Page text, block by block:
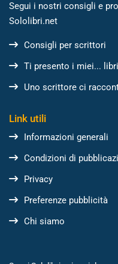
Segui i nostri consigli e
Sololibri.net
Consigli per scrittori
Ti presento i miei... libri
Uno scrittore ci
Link utili
Informazioni generali
Condizioni di
Privacy
Preferenze pubblicità
Chi siamo